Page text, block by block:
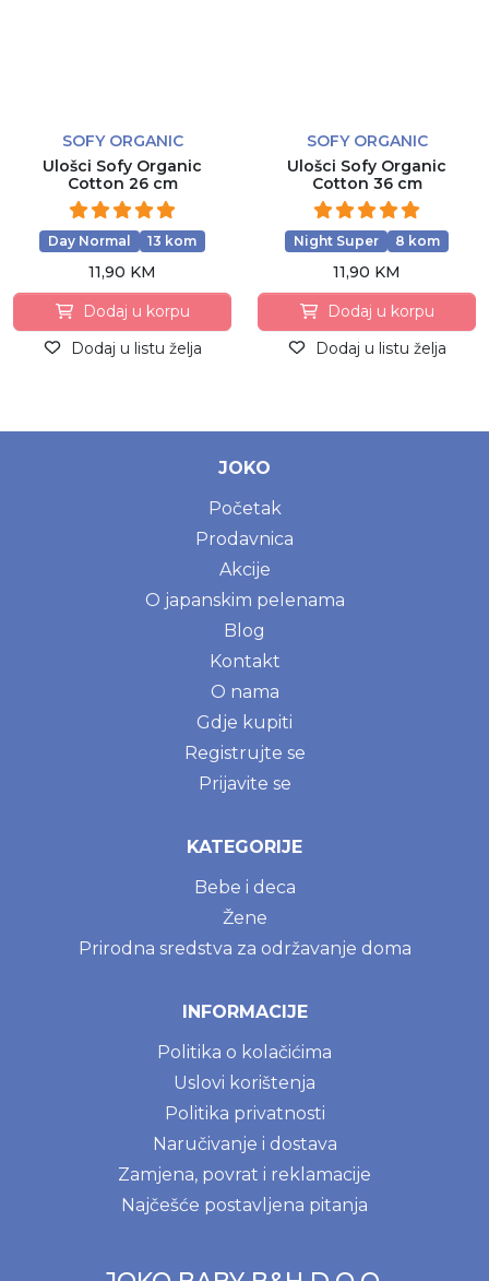
SOFY ORGANIC
Ulošci Sofy Organic
Cotton 26 cm
Day Normal 13 kom
11,90 KM
Dodaj u korpu
Dodaj u listu želja
SOFY ORGANIC
Ulošci Sofy Organic
Cotton 36 cm
Night Super 8 kom
11,90 KM
Dodaj u korpu
Dodaj u listu želja
JOKO
Početak
Prodavnica
Akcije
O japanskim pelenama
Blog
Kontakt
O nama
Gdje kupiti
Registrujte se
Prijavite se
KATEGORIJE
Bebe i deca
Žene
Prirodna sredstva za održavanje doma
INFORMACIJE
Politika o kolačićima
Uslovi korištenja
Politika privatnosti
Naručivanje i dostava
Zamjena, povrat i reklamacije
Najčešće postavljena pitanja